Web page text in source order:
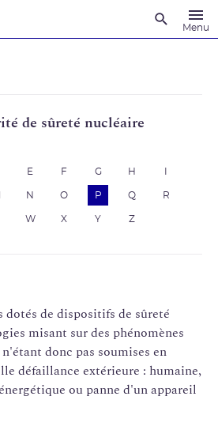
Menu
de sûreté nucléaire
E F G H
N O P Q R
W X Y Z
dotés de dispositifs de sûreté
misant sur des phénomènes
donc pas soumises en
défaillance extérieure : humaine,
ou panne d'un appareil